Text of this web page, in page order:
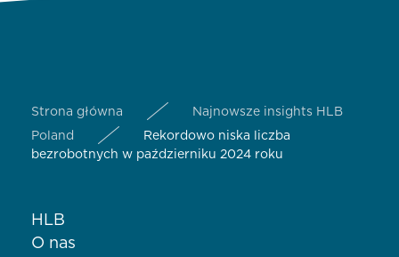
Strona główna
Najnowsze insights HLB
Poland
Rekordowo niska liczba
bezrobotnych w październiku 2024 roku
HLB
O nas